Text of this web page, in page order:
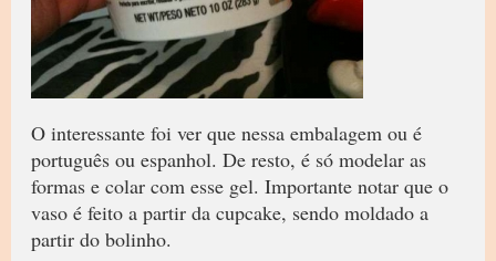
O interessante foi ver que nessa embalagem ou é
português ou espanhol. De resto, é só modelar as
formas e colar com esse gel. Importante notar que o
vaso é feito a partir da cupcake, sendo moldado a
partir do bolinho.